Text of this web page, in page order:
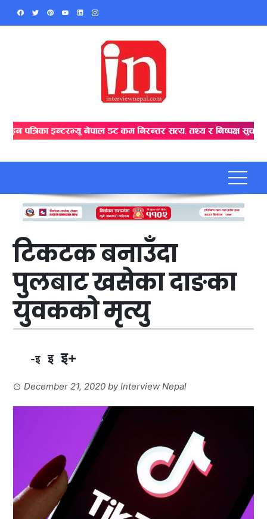
Skip
टिकटक बनाउँदा
पुलबाट खसेका दाङका
युवकको मृत्यु
-इ इ इ+
December 21, 2020 byInterview Nepal